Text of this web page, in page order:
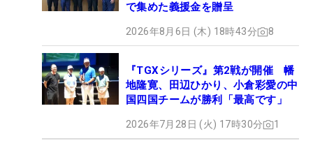
で集めた義援金を贈呈
2026年8月6日 (木) 18時43分 8
『TGXシリーズ』第2戦が開催 幡
地隆寛、田辺ひかり、小倉彩愛の中
国四国チームが勝利「最高です」
2026年7月28日 (火) 17時30分 1